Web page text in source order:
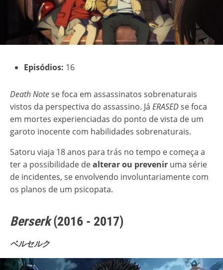
Episódios: 16
Death Notese foca em assassinatos sobrenaturais
vistos da perspectiva do assassino. Já ERASEDse foca
em mortes experienciadas do ponto de vista de um
garoto inocente com habilidades sobrenaturais.
Satoru viaja 18 anos para trás no tempo e começa a
ter a possibilidade dealterar ou prevenir uma série
de incidentes, se envolvendo involuntariamente com
os planos de um psicopata.
Berserk(2016 - 2017)
ベルセルク